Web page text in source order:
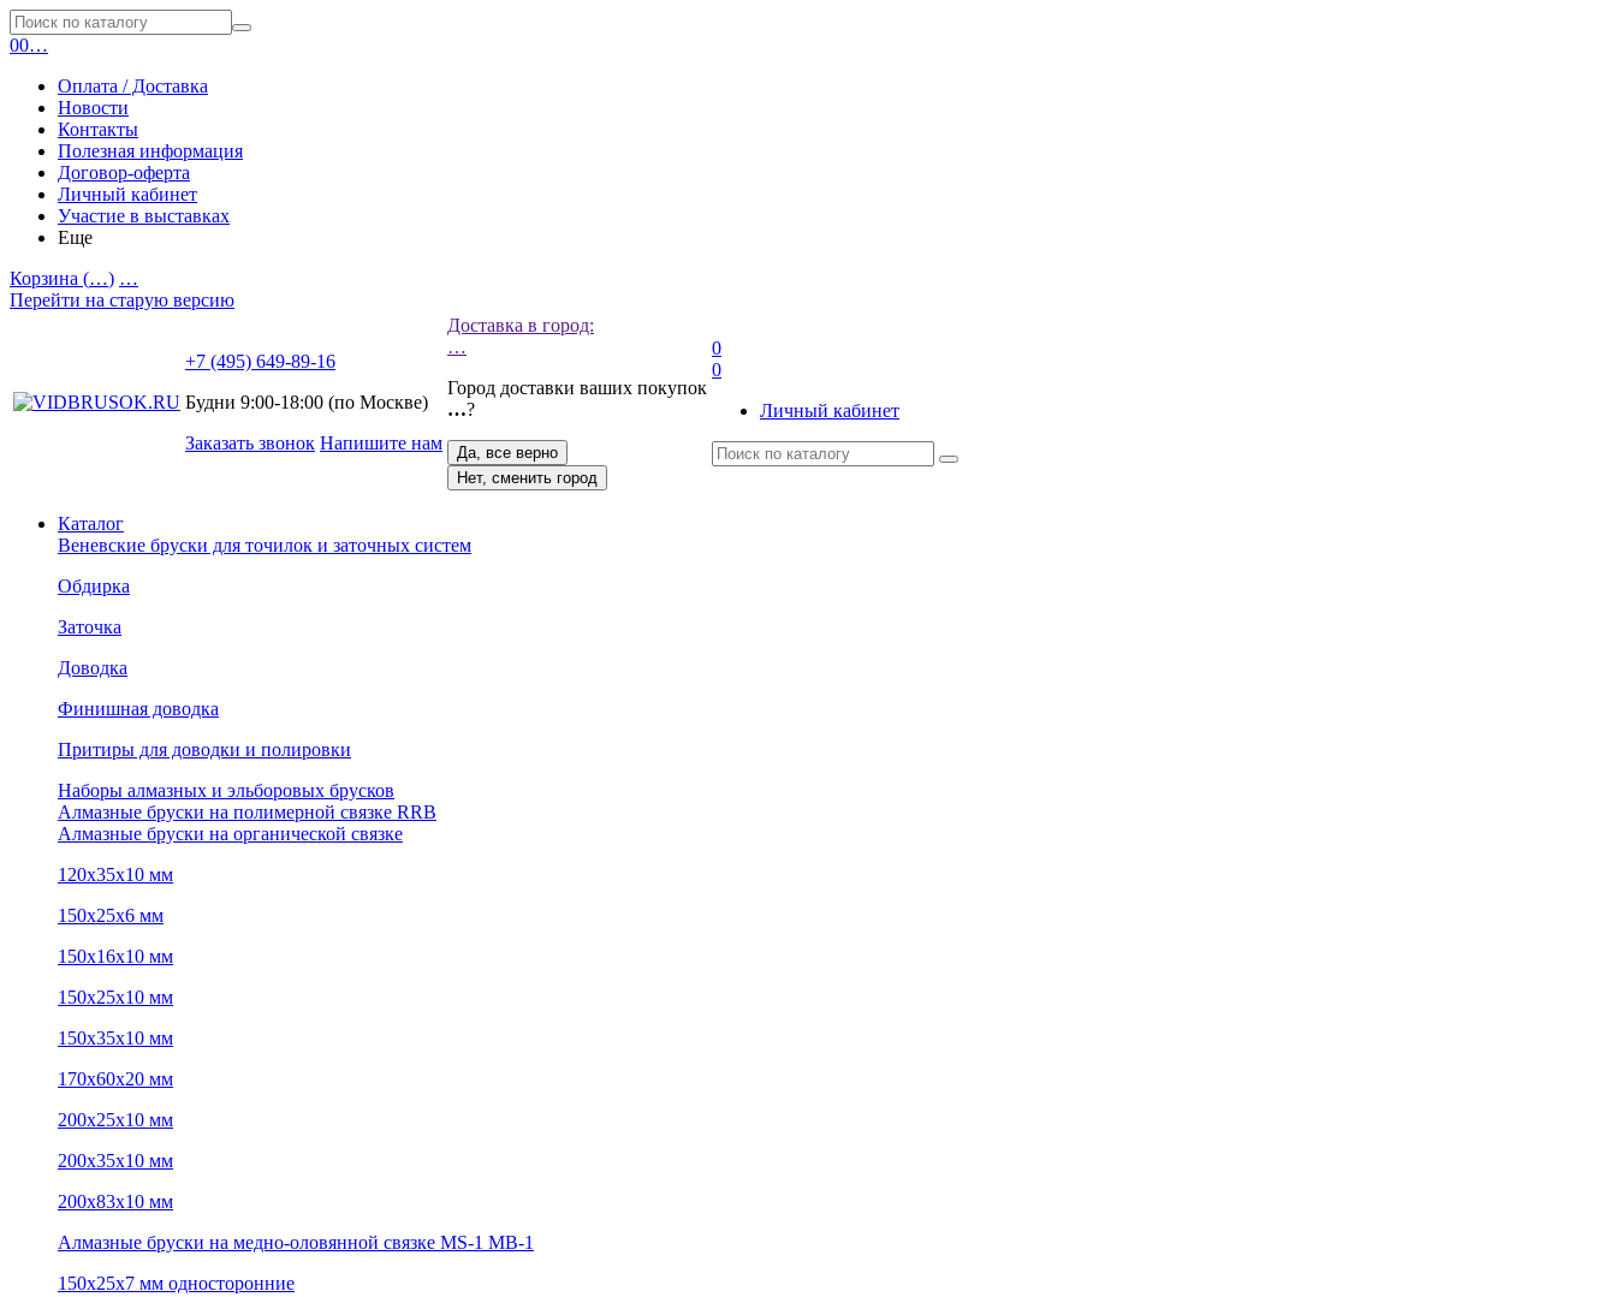
00…
Оплата / Доставка
Новости
Контакты
Полезная информация
Договор-оферта
Личный кабинет
Участие в выставках
Еще
Корзина (…) …
Перейти на старую версию
+7 (495) 649-89-16
Будни 9:00-18:00 (по Москве)
Заказать звонок Напишите нам
Доставка в город:
…
Город доставки ваших покупок
…?
Да, все верно
Нет, сменить город
0
0
Личный кабинет
Каталог
Веневские бруски для точилок и заточных систем
Обдирка
Заточка
Доводка
Финишная доводка
Притиры для доводки и полировки
Наборы алмазных и эльборовых брусков
Алмазные бруски на полимерной связке RRB
Алмазные бруски на органической связке
120х35х10 мм
150х25х6 мм
150х16х10 мм
150х25х10 мм
150х35х10 мм
170х60х20 мм
200х25х10 мм
200х35х10 мм
200х83х10 мм
Алмазные бруски на медно-оловянной связке MS-1 MB-1
150х25х7 мм односторонние